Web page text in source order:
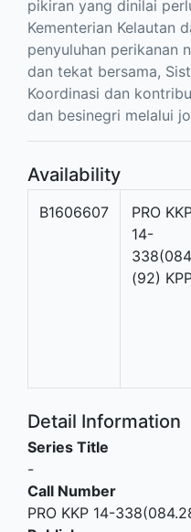
pikiran yang dinilai
Kementerian Kelautan
penyuluhan perikanan
dan tekat bersama,
Koordinasi dan
dan besinegri melalui
Availability
B1606607
PRO
14-
(92)
Detail Information
Series Title
-
Call Number
PRO KKP 14-